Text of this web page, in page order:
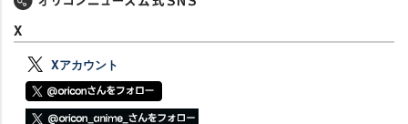
X
Xアカウント